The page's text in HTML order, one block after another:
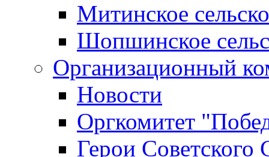
Митинское
Шопшинское
Организационный
Новости
Оргкомитет
Герои Советского